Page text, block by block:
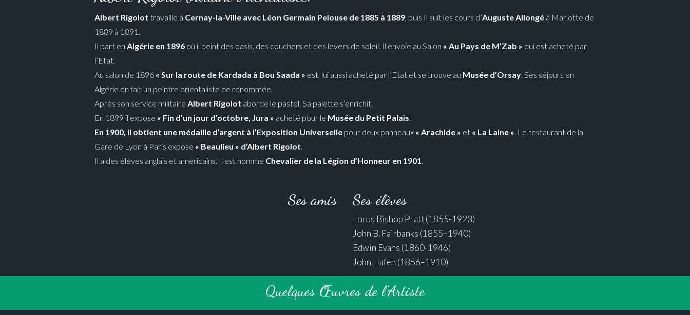
Albert Rigolot travaille à Cernay-la-Ville avec Léon Germain Pelouse de 1885 à 1889, puis Il suit les cours d’Auguste Allongé à Marlotte de
1889 à 1891.
Il part enAlgérie en 1896 où il peint des oasis, des couchers et des levers de soleil. Il envoie au Salon « Au Pays de M’Zab » qui est acheté par
l’Etat.
Au salon de 1896 « Sur la route de Kardada à Bou Saada » est, lui aussi acheté par l’Etat et se trouve au Musée d’Orsay. Ses séjours en
Algérie en fait un peintre orientaliste de renommée.
Après son service militaireAlbert Rigolot aborde le pastel. Sa palette s’enrichit.
En 1899 il expose « Fin d’un jour d’octobre, Jura » acheté pour le Musée du Petit Palais.
En 1900, il obtient une médaille d’argent à l’Exposition Universelle pour deux panneaux « Arachide » et « La Laine ». Le restaurant de la
Gare de Lyon à Paris expose « Beaulieu » d’Albert Rigolot.
Il a des élèves anglais et américains. Il est nommé Chevalier de la Légion d’Honneur en 1901.
Ses amis Ses élèves
Lorus Bishop Pratt (1855-1923)
John B. Fairbanks (1855–1940)
Edwin Evans (1860-1946)
John Hafen (1856–1910)
Quelques Œuvres de l’Artiste